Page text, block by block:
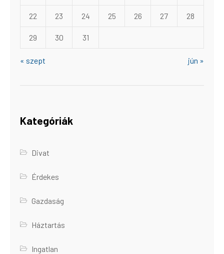
22 23 24 25 26 27 28
29 30 31
« szept jún »
Kategóriák
Divat
Érdekes
Gazdaság
Háztartás
Ingatlan